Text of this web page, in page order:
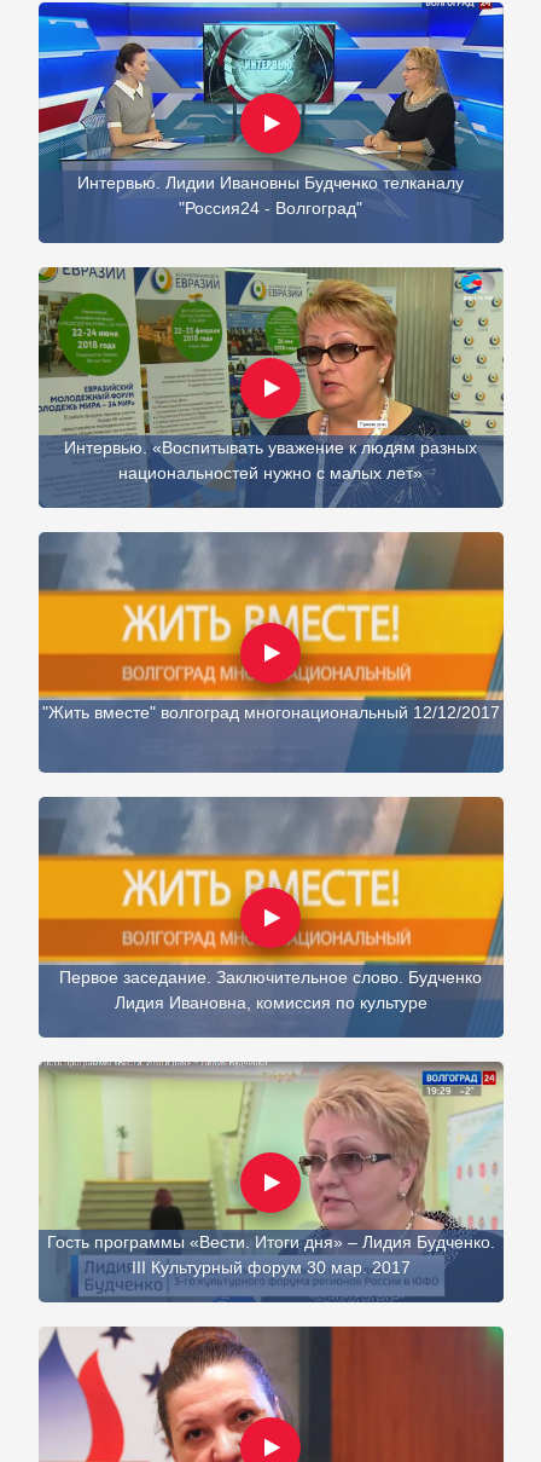
Интервью. Лидии Ивановны Будченко телканалу
"Россия24 - Волгоград"
Интервью. «Воспитывать уважение к людям разных
национальностей нужно с малых лет»
"Жить вместе" волгоград многонациональный 12/12/2017
Первое заседание. Заключительное слово. Будченко
Лидия Ивановна, комиссия по культуре
Гость программы «Вести. Итоги дня» – Лидия Будченко.
III Культурный форум 30 мар. 2017